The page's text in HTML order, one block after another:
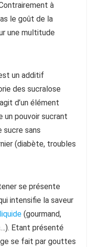
à
le goût de la
une multitude
un additif
des sucralose
d’un élément
un pouvoir sucrant
sucre sans
(diabète, troubles
se présente
intensifie la saveur
(gourmand,
Etant présenté
se fait par gouttes